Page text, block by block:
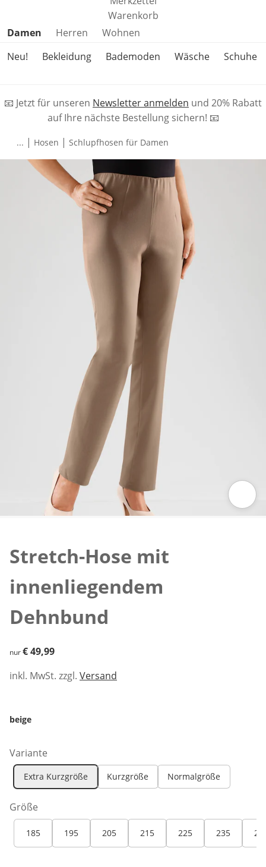
Warenkorb
Produktkategorien überspringen
Damen Herren
Wohnen
Neu!
Bekleidung Bademoden Wäsche Schuhe
📧 Jetzt für unseren Newsletter anmelden und 20% Rabatt
auf Ihre nächste Bestellung sichern! 📧
... | Hosen | Schlupfhosen für Damen
Stretch-Hose mit
innenliegendem
Dehnbund
€ 49,99
nur€ 49,99
inkl. MwSt. zzgl. Versand
beige
Variante
Extra Kurzgröße Kurzgröße Normalgröße
Größe
185 195 205 215 225 235